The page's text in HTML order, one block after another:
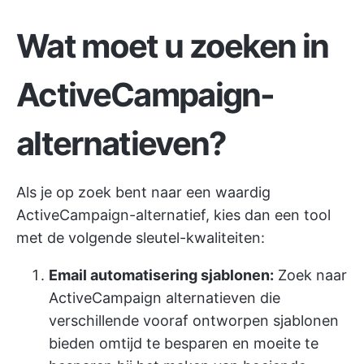
Wat moet u zoeken in
ActiveCampaign-
alternatieven?
Als je op zoek bent naar een waardig
ActiveCampaign-alternatief, kies dan een tool
met de volgende sleutel-kwaliteiten:
Email automatisering sjablonen: Zoek naar
ActiveCampaign alternatieven die
verschillende vooraf ontworpen sjablonen
bieden omtijd te besparen en moeite te